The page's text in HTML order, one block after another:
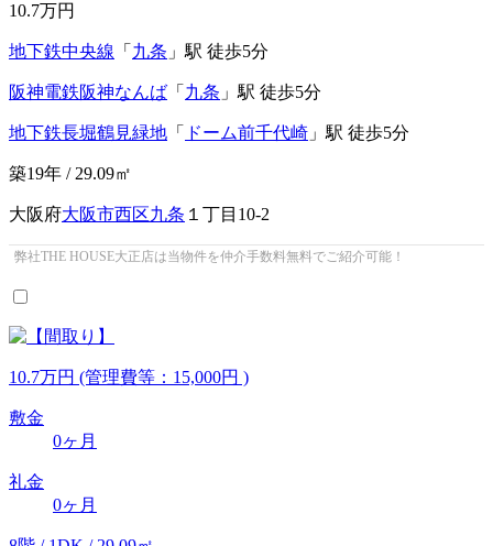
10.7万円
地下鉄中央線 「 九条 」駅 徒歩5分
阪神電鉄阪神なんば 「 九条 」駅 徒歩5分
地下鉄長堀鶴見緑地 「 ドーム前千代崎 」駅 徒歩5分
築19年 / 29.09㎡
大阪府大阪市西区九条 １丁目10-2
弊社THE HOUSE大正店は当物件を仲介手数料無料でご紹介可能！
10.7万円 (管理費等：15,000円 )
敷金
0ヶ月
礼金
0ヶ月